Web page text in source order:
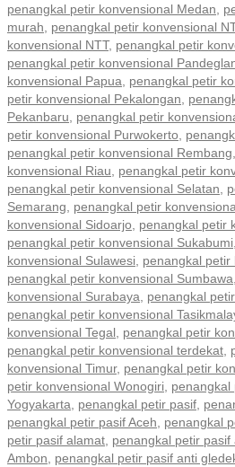
penangkal petir konvensional Medan,
murah, penangkal petir konvensional
konvensional NTT, penangkal petir
penangkal petir konvensional
konvensional Papua, penangkal petir
petir konvensional Pekalongan,
Pekanbaru, penangkal petir
petir konvensional Purwokerto,
penangkal petir konvensional Rembang,
konvensional Riau, penangkal petir
penangkal petir konvensional Selatan,
Semarang, penangkal petir
konvensional Sidoarjo, penangkal petir
penangkal petir konvensional Sukabumi,
konvensional Sulawesi, penangkal petir
penangkal petir konvensional Sumbawa,
konvensional Surabaya, penangkal
penangkal petir konvensional
konvensional Tegal, penangkal petir
penangkal petir konvensional terdekat,
konvensional Timur, penangkal petir
petir konvensional Wonogiri, penangkal
Yogyakarta, penangkal petir pasif,
penangkal petir pasif Aceh, penangkal
petir pasif alamat, penangkal petir pasif
Ambon, penangkal petir pasif anti